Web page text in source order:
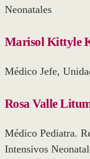
Neonatales
Marisol Kittyle
Médico Jefe,
Rosa Valle
Médico Pediatra.
Intensivos